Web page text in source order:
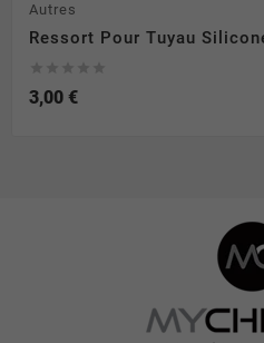
Autres
Ressort Pour Tuyau
3,00 €